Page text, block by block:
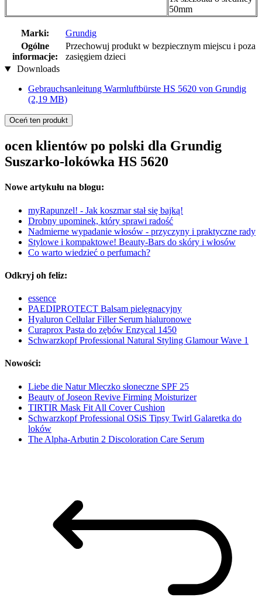
50mm
Marki:
Grundig
Ogólne
informacje:
Przechowuj produkt w bezpiecznym miejscu i poza
zasięgiem dzieci
Downloads
Gebrauchsanleitung Warmluftbürste HS 5620 von Grundig
(2,19 MB)
Oceń ten produkt
ocen klientów po polski dla Grundig
Suszarko-lokówka HS 5620
Nowe artykułu na blogu:
myRapunzel! - Jak koszmar stał się bajką!
Drobny upominek, który sprawi radość
Nadmierne wypadanie włosów - przyczyny i praktyczne rady
Stylowe i kompaktowe! Beauty-Bars do skóry i włosów
Co warto wiedzieć o perfumach?
Odkryj oh feliz:
essence
PAEDIPROTECT Balsam pielęgnacyjny
Hyaluron Cellular Filler Serum hialuronowe
Curaprox Pasta do zębów Enzycal 1450
Schwarzkopf Professional Natural Styling Glamour Wave 1
Nowości:
Liebe die Natur Mleczko słoneczne SPF 25
Beauty of Joseon Revive Firming Moisturizer
TIRTIR Mask Fit All Cover Cushion
Schwarzkopf Professional OSiS Tipsy Twirl Galaretka do
loków
The Alpha-Arbutin 2 Discoloration Care Serum